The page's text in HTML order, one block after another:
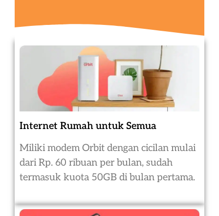
Internet Rumah untuk Semua
Miliki modem Orbit dengan cicilan mulai
dari Rp. 60 ribuan per bulan, sudah
termasuk kuota 50GB di bulan pertama.